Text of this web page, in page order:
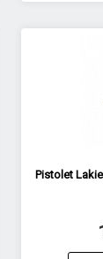
Pistolet